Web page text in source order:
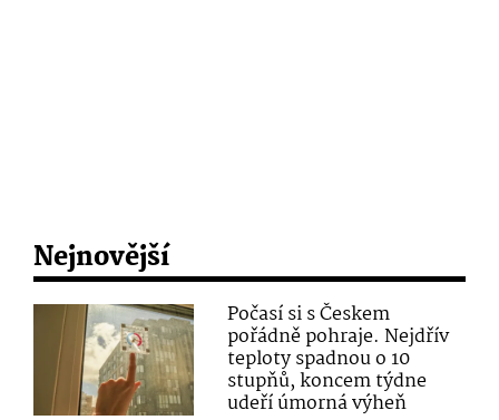
Nejnovější
Počasí si s Českem
pořádně pohraje. Nejdřív
teploty spadnou o 10
stupňů, koncem týdne
udeří úmorná výheň